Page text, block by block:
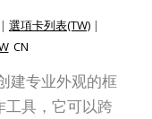
| 選項卡列表(TW) |
CN
建专业外观的框
工具，它可以跨